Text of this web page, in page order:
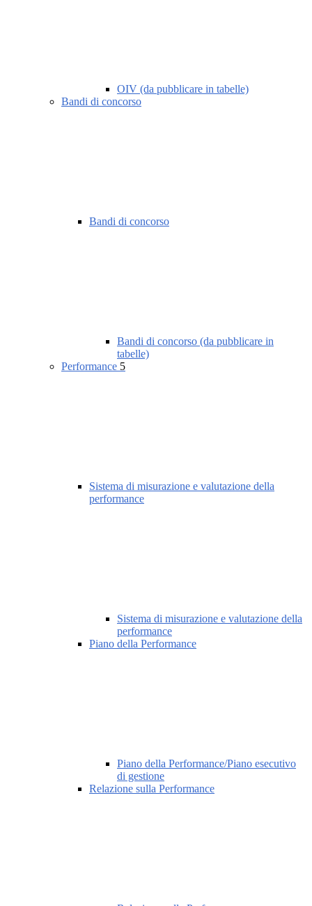
OIV (da pubblicare in tabelle)
Bandi di concorso
Bandi di concorso
Bandi di concorso (da pubblicare in
tabelle)
Performance 5
Sistema di misurazione e valutazione della
performance
Sistema di misurazione e valutazione della
performance
Piano della Performance
Piano della Performance/Piano esecutivo
di gestione
Relazione sulla Performance